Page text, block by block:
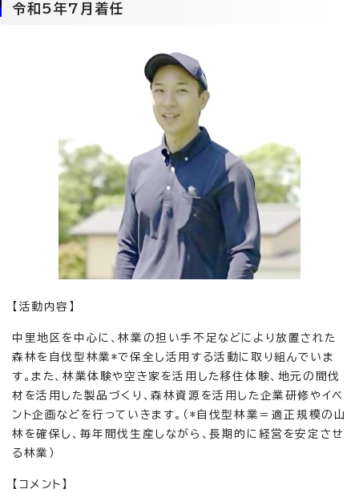
令和5年7月着任
【活動内容】
中里地区を中心に、林業の担い手不足などにより放置された
森林を自伐型林業*で保全し活用する活動に取り組んでいま
す。また、林業体験や空き家を活用した移住体験、地元の間伐
材を活用した製品づくり、森林資源を活用した企業研修やイベ
ント企画などを行っていきます。（*自伐型林業＝適正規模の山
林を確保し、毎年間伐生産しながら、長期的に経営を安定させ
る林業）
【コメント】